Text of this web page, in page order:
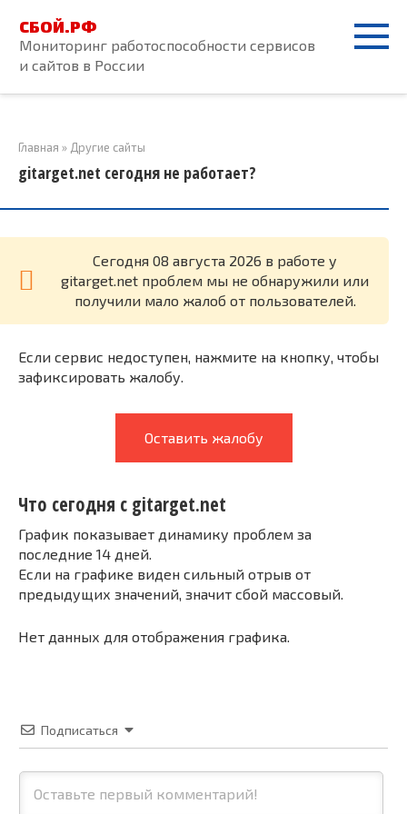
контенту
СБОЙ.РФ
Мониторинг работоспособности сервисов
и сайтов в России
Главная » Другие сайты
gitarget.net сегодня не работает?
Cегодня 08 августа 2026 в работе у
gitarget.net проблем мы не обнаружили или
получили мало жалоб от пользователей.
Если сервис недоступен, нажмите на кнопку, чтобы
зафиксировать жалобу.
Оставить жалобу
Что сегодня с gitarget.net
График показывает динамику проблем за
последние 14 дней.
Если на графике виден сильный отрыв от
предыдущих значений, значит сбой массовый.
Нет данных для отображения графика.
Подписаться